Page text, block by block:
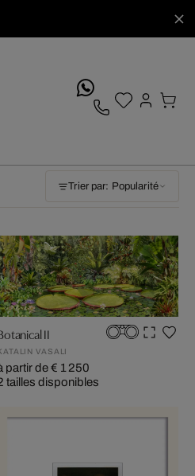
Trier par: Popularité
II
VASALI
partir de € 1 250
tailles disponibles